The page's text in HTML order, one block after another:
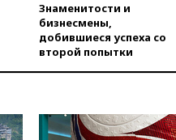
меры
в
Знаменитости и
бизнесмены,
добившиеся успеха со
второй попытки